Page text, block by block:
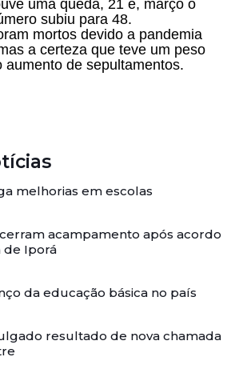
uma queda, 21 e, março o
subiu para 48.
mortos devido a pandemia
a certeza que teve um peso
aumento de sepultamentos.
melhorias em escolas
acampamento após acordo
de Iporá
da educação básica no país
resultado de nova chamada